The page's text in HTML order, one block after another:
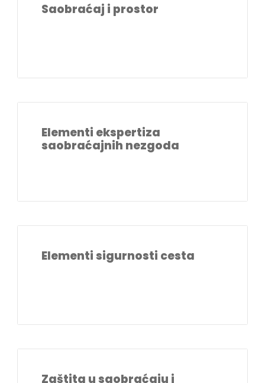
Saobraćaj i prostor
Elementi ekspertiza
saobraćajnih nezgoda
Elementi sigurnosti cesta
Zaštita u saobraćaju i